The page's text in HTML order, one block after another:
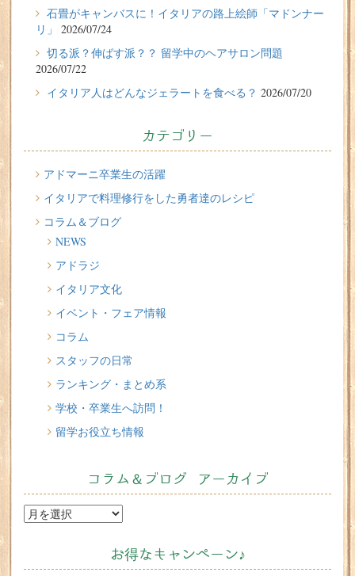
2026/07/24
石畳がキャンバスに！イタリアの路上絵師「マドンナー
リ」
2026/07/22
切る派？伸ばす派？？ 留学中のヘアサロン問題
イタリア人はどんなジェラートを食べる？
2026/07/17
イタリアが誇る3人の天才芸術家 その傑作を見に行こう！
2026/07/16
味わってみたい！魚介の「ごった煮」 リヴォルノの
Cacciucco（カッチュッコ）
2026/07/14
インスタライブのお知らせ
石畳がキャンバスに！イタリアの路上絵師「マドンナー
リ」
2026/07/24
切る派？伸ばす派？？ 留学中のヘアサロン問題
2026/07/22
イタリア人はどんなジェラートを食べる？ 2026/07/20
カテゴリー
アドマーニ卒業生の活躍
イタリアで料理修行をした勇者達のレシピ
コラム＆ブログ
NEWS
アドラジ
イタリア文化
イベント・フェア情報
コラム
スタッフの日常
ランキング・まとめ系
学校・卒業生へ訪問！
留学お役立ち情報
コラム＆ブログ アーカイブ
お得なキャンペーン♪